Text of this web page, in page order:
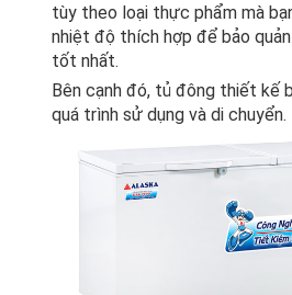
tùy theo loại thực phẩm mà
nhiệt độ thích hợp để bảo
tốt nhất.
Bên cạnh đó, tủ đông thiết kế
quá trình sử dụng và di chuyển.